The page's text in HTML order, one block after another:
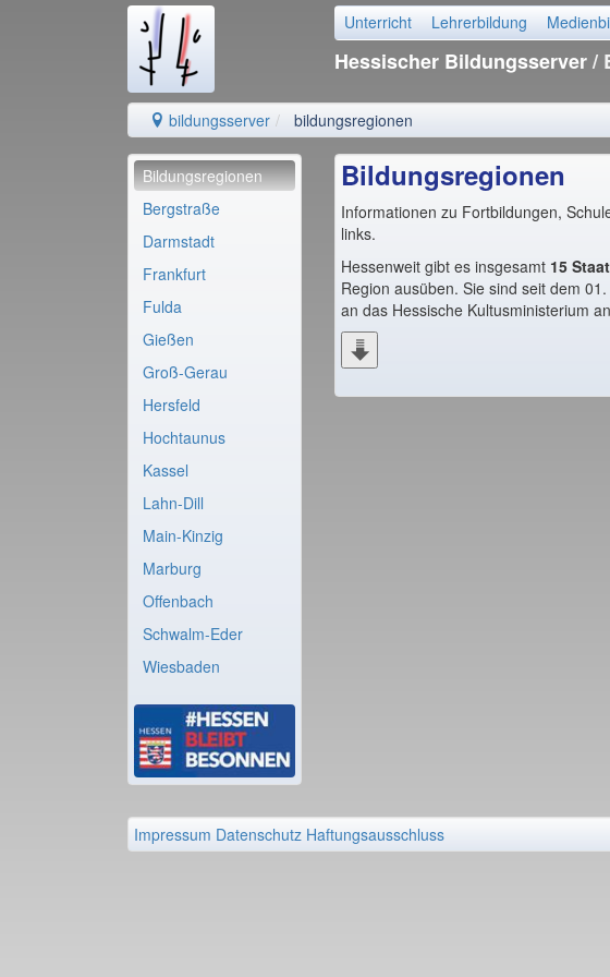
Unterricht Lehrerbildung
Hessischer Bildungsserver/
bildungsserver bildungsregionen
Bildungsregionen
Bergstraße
Darmstadt
Frankfurt
Fulda
Gießen
Groß-Gerau
Hersfeld
Hochtaunus
Kassel
Lahn-Dill
Main-Kinzig
Marburg
Offenbach
Schwalm-Eder
Wiesbaden
Bildungsregionen
Informationen zu Fortbildungen,
links.
Hessenweit gibt es insgesamt 15
Region ausüben. Sie sind seit dem
an das Hessische Kultusministerium
Impressum Datenschutz Haftungsausschluss